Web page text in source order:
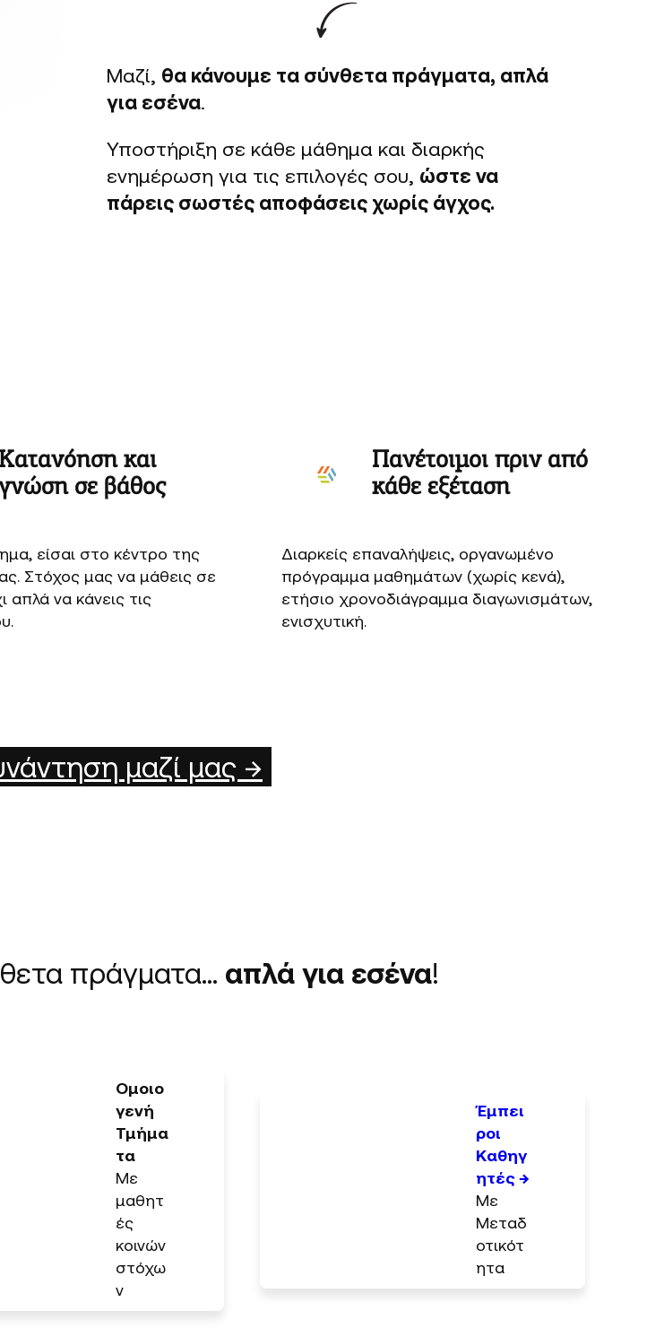
Μαζί, θα κάνουμε τα σύνθετα πράγματα, απλά
για εσένα.
Υποστήριξη σε κάθε μάθημα και διαρκής
ενημέρωση για τις επιλογές σου, ώστε να
πάρεις σωστές αποφάσεις χωρίς άγχος.
Κατανόηση και
σε βάθος
είσαι στο κέντρο της
Στόχος μας να μάθεις σε
απλά να κάνεις τις
Πανέτοιμοι πριν από
κάθε εξέταση
Διαρκείς επαναλήψεις, οργανωμένο
πρόγραμμα μαθημάτων (χωρίς κενά),
ετήσιο χρονοδιάγραμμα διαγωνισμάτων,
ενισχυτική.
μαζί μας →
πράγματα… απλά για εσένα!
Ομοιο
γενή
Τμήμα
τα
Με
μαθητ
ές
κοινών
στόχω
ν
Έμπει
ροι
Καθηγ
ητές →
Με
Μεταδ
οτικότ
ητα